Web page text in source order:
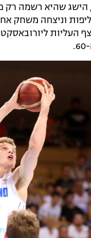
וניצחה משחק
העליות